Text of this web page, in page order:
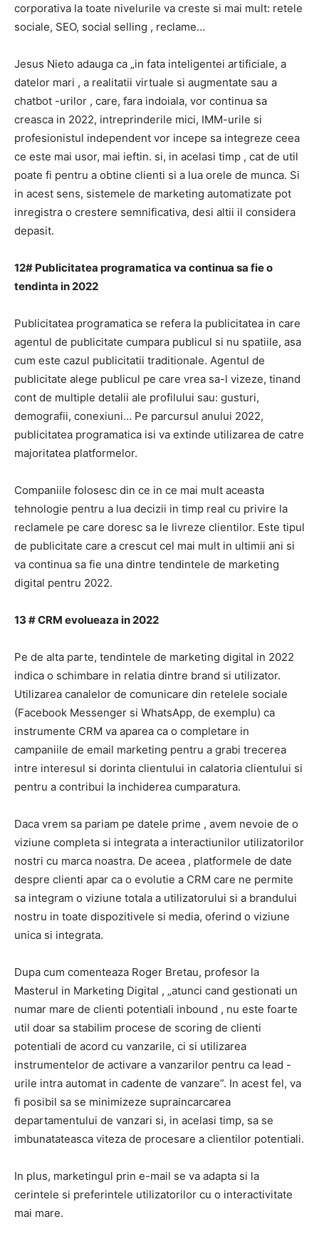
corporativa la toate nivelurile va creste si mai mult: retele
sociale, SEO, social selling , reclame…
Jesus Nieto adauga ca „in fata inteligentei artificiale, a
datelor mari , a realitatii virtuale si augmentate sau a
chatbot -urilor , care, fara indoiala, vor continua sa
creasca in 2022, intreprinderile mici, IMM-urile si
profesionistul independent vor incepe sa integreze ceea
ce este mai usor, mai ieftin. si, in acelasi timp , cat de util
poate fi pentru a obtine clienti si a lua orele de munca. Si
in acest sens, sistemele de marketing automatizate pot
inregistra o crestere semnificativa, desi altii il considera
depasit.
12# Publicitatea programatica va continua sa fie o
tendinta in 2022
Publicitatea programatica se refera la publicitatea in care
agentul de publicitate cumpara publicul si nu spatiile, asa
cum este cazul publicitatii traditionale. Agentul de
publicitate alege publicul pe care vrea sa-l vizeze, tinand
cont de multiple detalii ale profilului sau: gusturi,
demografii, conexiuni… Pe parcursul anului 2022,
publicitatea programatica isi va extinde utilizarea de catre
majoritatea platformelor.
Companiile folosesc din ce in ce mai mult aceasta
tehnologie pentru a lua decizii in timp real cu privire la
reclamele pe care doresc sa le livreze clientilor. Este tipul
de publicitate care a crescut cel mai mult in ultimii ani si
va continua sa fie una dintre tendintele de marketing
digital pentru 2022.
13 # CRM evolueaza in 2022
Pe de alta parte, tendintele de marketing digital in 2022
indica o schimbare in relatia dintre brand si utilizator.
Utilizarea canalelor de comunicare din retelele sociale
(Facebook Messenger si WhatsApp, de exemplu) ca
instrumente CRM va aparea ca o completare in
campaniile de email marketing pentru a grabi trecerea
intre interesul si dorinta clientului in calatoria clientului si
pentru a contribui la inchiderea cumparatura.
Daca vrem sa pariam pe datele prime , avem nevoie de o
viziune completa si integrata a interactiunilor utilizatorilor
nostri cu marca noastra. De aceea , platformele de date
despre clienti apar ca o evolutie a CRM care ne permite
sa integram o viziune totala a utilizatorului si a brandului
nostru in toate dispozitivele si media, oferind o viziune
unica si integrata.
Dupa cum comenteaza Roger Bretau, profesor la
Masterul in Marketing Digital , „atunci cand gestionati un
numar mare de clienti potentiali inbound , nu este foarte
util doar sa stabilim procese de scoring de clienti
potentiali de acord cu vanzarile, ci si utilizarea
instrumentelor de activare a vanzarilor pentru ca lead -
urile intra automat in cadente de vanzare”. In acest fel, va
fi posibil sa se minimizeze supraincarcarea
departamentului de vanzari si, in acelasi timp, sa se
imbunatateasca viteza de procesare a clientilor potentiali.
In plus, marketingul prin e-mail se va adapta si la
cerintele si preferintele utilizatorilor cu o interactivitate
mai mare.